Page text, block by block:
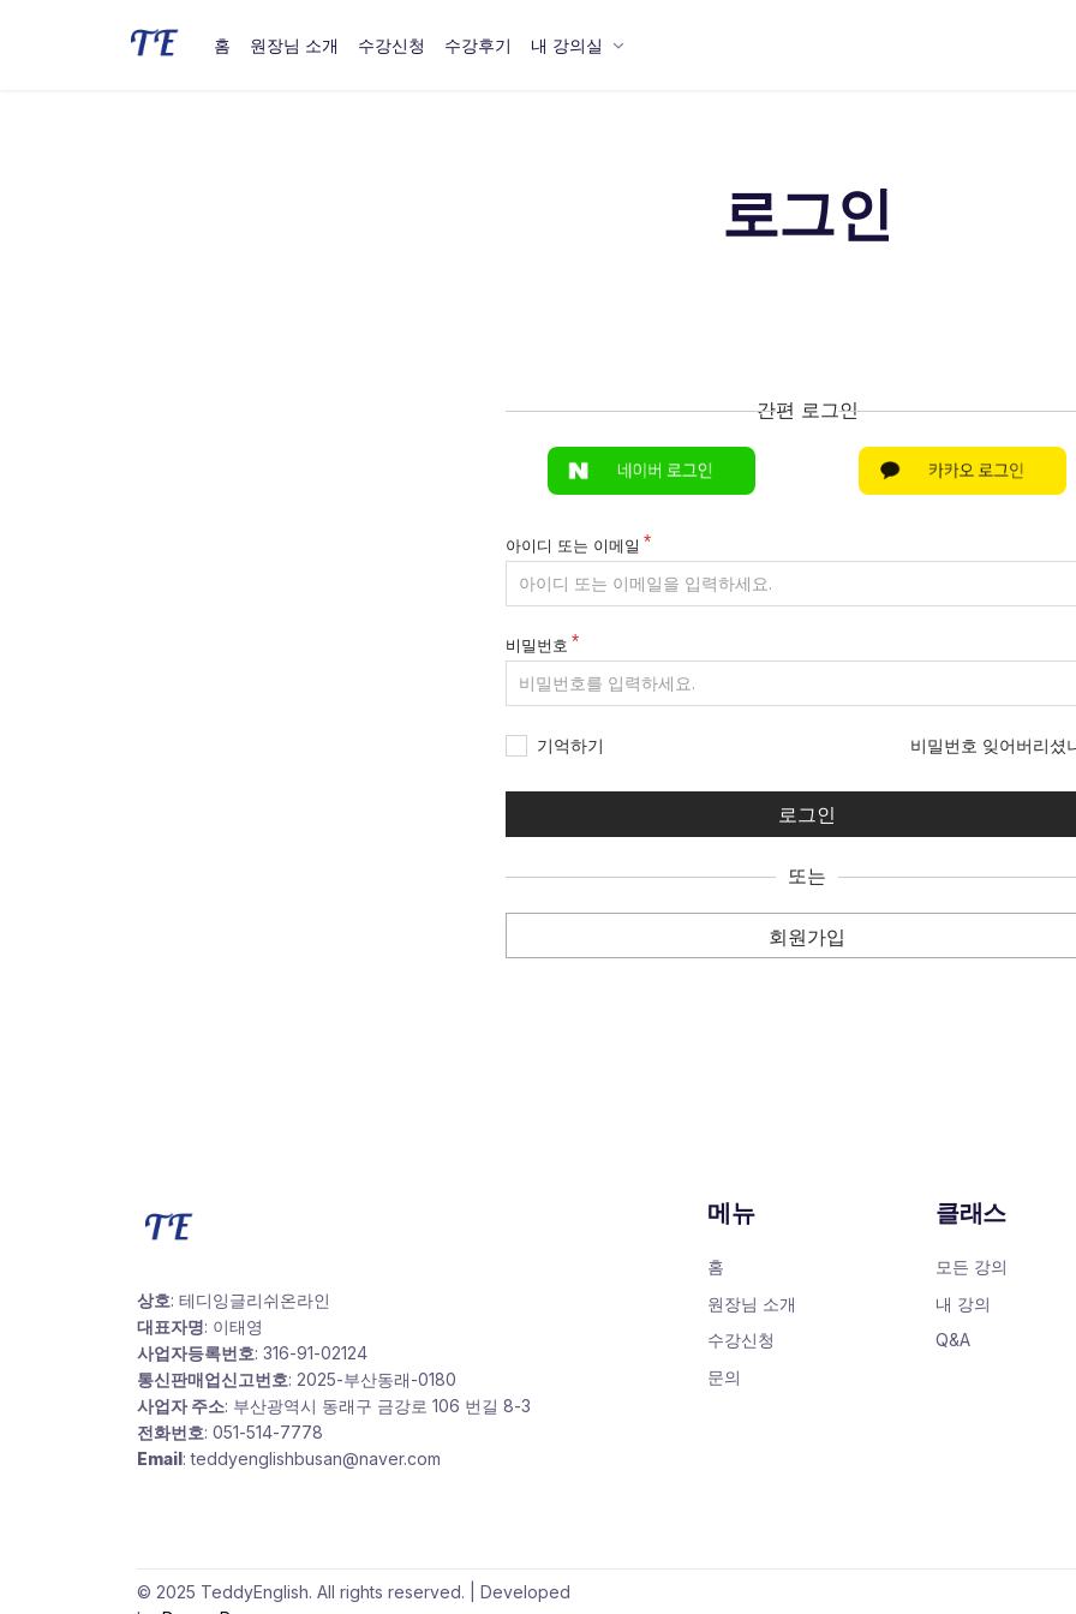
홈 원장님 소개 수강신청 수강후기 내 강의실
로그인
간편 로그인
아이디 또는 이메일
비밀번호
기억하기 비밀번호 잊어버리셨
또는
회원가입
상호: 테디잉글리쉬온라인
대표자명: 이태영
사업자등록번호: 316-91-02124
통신판매업신고번호: 2025-부산동래-0180
사업자 주소: 부산광역시 동래구 금강로 106 번길 8-3
전화번호: 051-514-7778
Email: teddyenglishbusan@naver.com
메뉴
홈
원장님 소개
수강신청
문의
클래스
모든 강의
내 강의
Q&A
© 2025 TeddyEnglish. All rights reserved. | Developed